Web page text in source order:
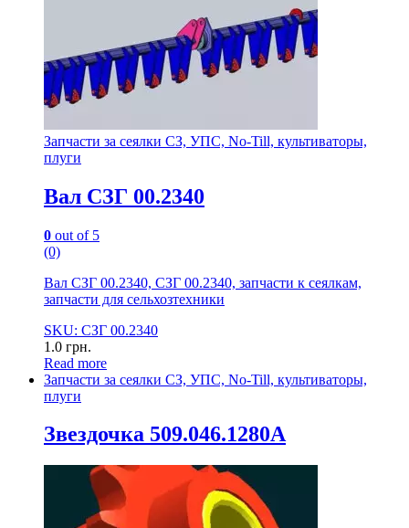
Запчасти за сеялки СЗ, УПС, No-Till, культиваторы,
плуги
Вал СЗГ 00.2340
0 out of 5
(0)
Вал СЗГ 00.2340, СЗГ 00.2340, запчасти к сеялкам,
запчасти для сельхозтехники
SKU: СЗГ 00.2340
1.0 грн.
Read more
Запчасти за сеялки СЗ, УПС, No-Till, культиваторы,
плуги
Звездочка 509.046.1280А